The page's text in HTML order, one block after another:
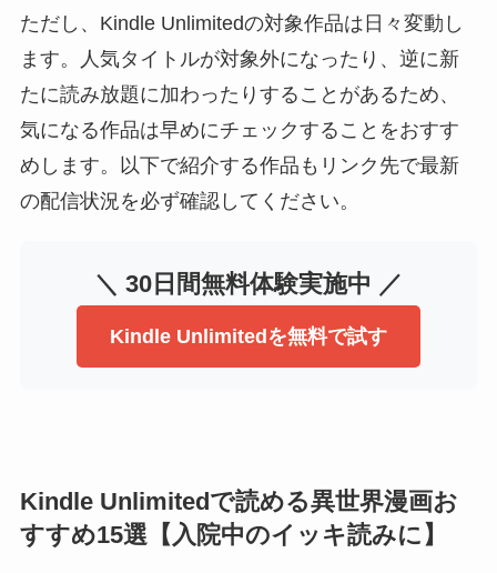
ただし、Kindle Unlimitedの対象作品は日々変動し
ます。人気タイトルが対象外になったり、逆に新
たに読み放題に加わったりすることがあるため、
気になる作品は早めにチェックすることをおすす
めします。以下で紹介する作品もリンク先で最新
の配信状況を必ず確認してください。
＼ 30日間無料体験実施中 ／
Kindle Unlimitedを無料で試す
Kindle Unlimitedで読める異世界漫画お
すすめ15選【入院中のイッキ読みに】